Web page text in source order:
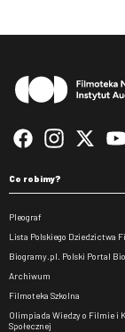
Co robimy?
Pleograf
Lista Polskiego Dziedzictwa
Biogramy.pl. Polski Portal
Archiwum
Filmoteka Szkolna
Olimpiada Wiedzy o Filmie i
Społecznej